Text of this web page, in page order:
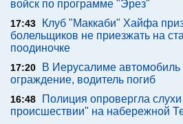
войск по программе "Эрез"
17:43
Клуб "Маккаби" Хайфа
болельщиков не приезжать на
поодиночке
17:20
В Иерусалиме автомобиль
ограждение, водитель погиб
16:48
Полиция опровергла
происшествии" на набережной